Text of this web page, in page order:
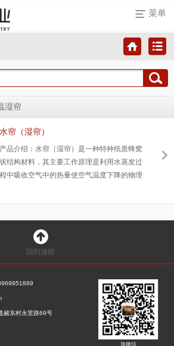
菜单
湿帘
水帘（湿帘）
产品介绍：水帘（湿帘）是一种特种纸质蜂窝
状结构材料，其主要工作原理是利用水蒸发过
程中吸收空气中的热量使空气温度下降的物理
热，使经过水帘（湿帘）的空气温度降低，从
而达到降温目的。
回到顶部
赭东村永里路69号
加微信